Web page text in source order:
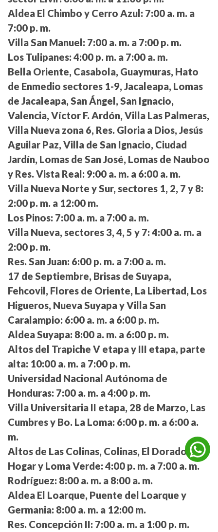
Aldea El Chimbo y Cerro Azul: 7:00 a. m. a
7:00 p. m.
Villa San Manuel: 7:00 a. m. a 7:00 p. m.
Los Tulipanes: 4:00 p. m. a 7:00 a. m.
Bella Oriente, Casabola, Guaymuras, Hato
de Enmedio sectores 1-9, Jacaleapa, Lomas
de Jacaleapa, San Ángel, San Ignacio,
Valencia, Víctor F. Ardón, Villa Las Palmeras,
Villa Nueva zona 6, Res. Gloria a Dios, Jesús
Aguilar Paz, Villa de San Ignacio, Ciudad
Jardín, Lomas de San José, Lomas de Nauboo
y Res. Vista Real: 9:00 a. m. a 6:00 a. m.
Villa Nueva Norte y Sur, sectores 1, 2, 7 y 8:
2:00 p. m. a 12:00 m.
Los Pinos: 7:00 a. m. a 7:00 a. m.
Villa Nueva, sectores 3, 4, 5 y 7: 4:00 a. m. a
2:00 p. m.
Res. San Juan: 6:00 p. m. a 7:00 a. m.
17 de Septiembre, Brisas de Suyapa,
Fehcovil, Flores de Oriente, La Libertad, Los
Higueros, Nueva Suyapa y Villa San
Caralampio: 6:00 a. m. a 6:00 p. m.
Aldea Suyapa: 8:00 a. m. a 6:00 p. m.
Altos del Trapiche V etapa y III etapa, parte
alta: 10:00 a. m. a 7:00 p. m.
Universidad Nacional Autónoma de
Honduras: 7:00 a. m. a 4:00 p. m.
Villa Universitaria II etapa, 28 de Marzo, Las
Cumbres y Bo. La Loma: 6:00 p. m. a 6:00 a.
m.
Altos de Las Colinas, Colinas, El Dorado,
Hogar y Loma Verde: 4:00 p. m. a 7:00 a. m.
Rodríguez: 8:00 a. m. a 8:00 a. m.
Aldea El Loarque, Puente del Loarque y
Germania: 8:00 a. m. a 12:00 m.
Res. Concepción II: 7:00 a. m. a 1:00 p. m.